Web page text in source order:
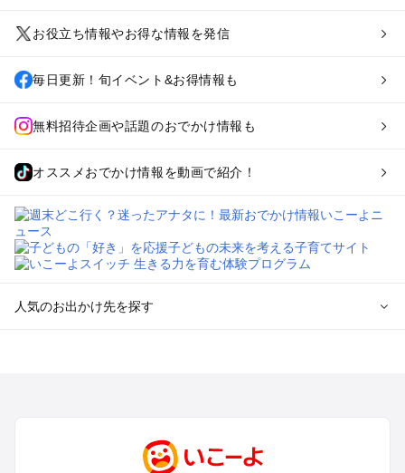
お役立ち情報やお得な情報を発信
毎日更新！旬イベント&お得情報も
無料招待企画や話題のおでかけ情報も
オススメおでかけ情報を動画で紹介！
人気のお出かけ先を探す
関西のプールおでかけ